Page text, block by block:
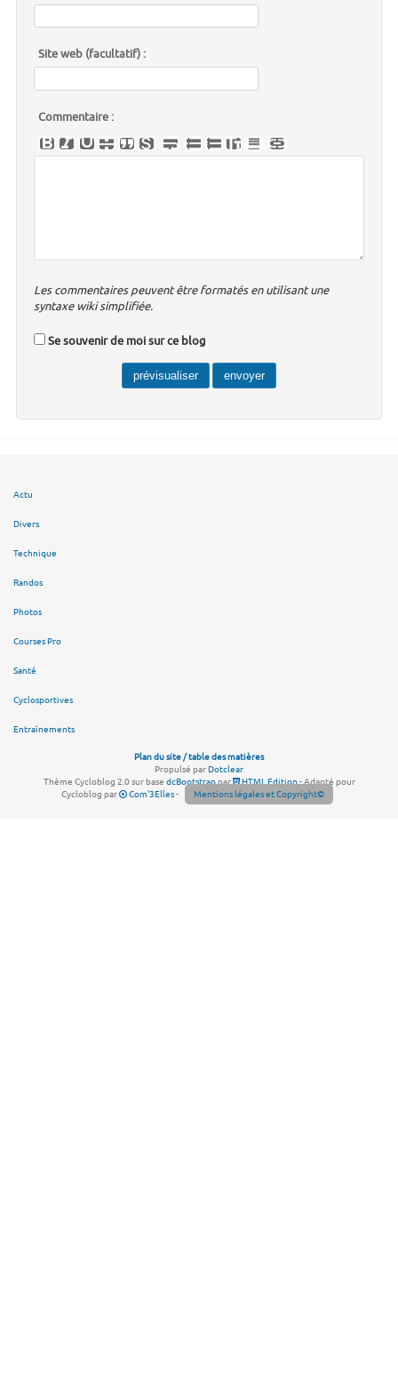
Site web (facultatif) :
Commentaire :
Les commentaires peuvent être formatés en utilisant une
syntaxe wiki simplifiée.
Se souvenir de moi sur ce blog
Actu
Divers
Technique
Randos
Photos
Courses Pro
Santé
Cyclosportives
Entraînements
Plan du site / table des matières
Propulsé parDotclear
Thème Cycloblog 2.0 sur base dcBootstrappar HTML Edition- Adapté pour
Cycloblog par
Com'3Elles- Mentions légales et Copyright©